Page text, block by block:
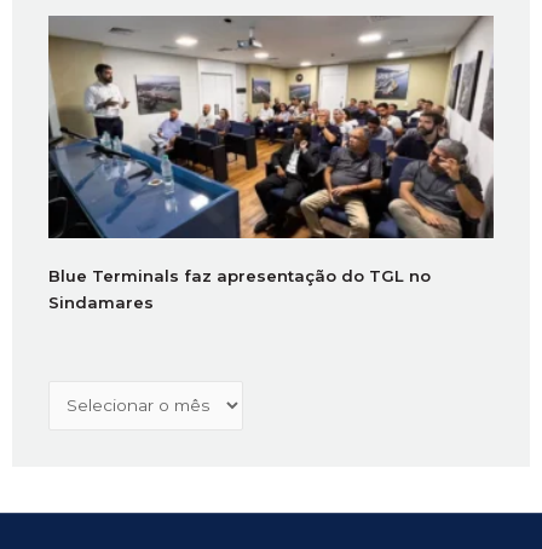
Blue Terminals faz apresentação do TGL no
Sindamares